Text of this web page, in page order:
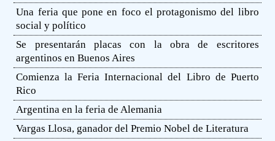
Una feria que pone en foco el protagonismo del libro
social y político
Se presentarán placas con la obra de escritores
argentinos en Buenos Aires
Comienza la Feria Internacional del Libro de Puerto
Rico
Argentina en la feria de Alemania
Vargas Llosa, ganador del Premio Nobel de Literatura